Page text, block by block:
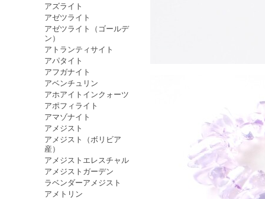
アズライト
アゼツライト
アゼツライト（ゴールデ
ン）
アトランティサイト
アパタイト
アフガナイト
アベンチュリン
アホアイトインクォーツ
アポフィライト
アマゾナイト
アメジスト
アメジスト（ボリビア
産）
アメジストエレスチャル
アメジストガーデン
ラベンダーアメジスト
アメトリン